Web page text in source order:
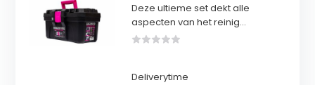
Deze ultieme set dekt alle
aspecten van het reinig...
Deliverytime